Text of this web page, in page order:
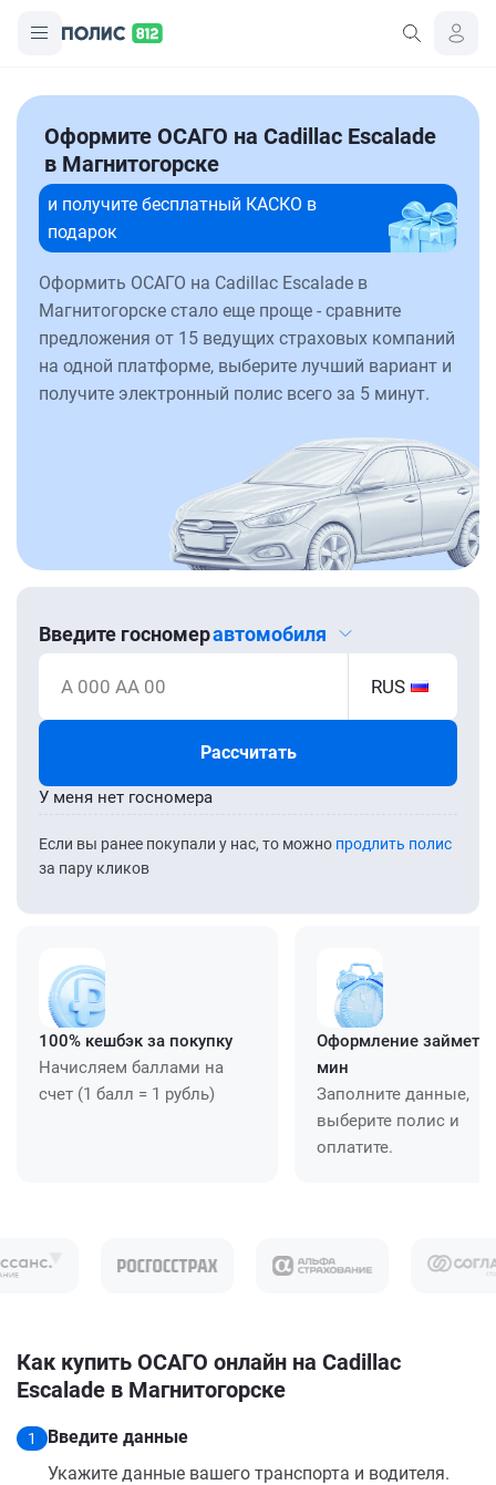
Оформите ОСАГО на Cadillac Escalade
в Магнитогорске
и получите бесплатный КАСКО в
подарок
Оформить ОСАГО на Cadillac Escalade в
Магнитогорске стало еще проще - сравните
предложения от 15 ведущих страховых компаний
на одной платформе, выберите лучший вариант и
получите электронный полис всего за 5 минут.
Введите госномеравтомобиля
А 000 АА 00 RUS
Рассчитать
Если вы ранее покупали у нас, то можно продлить полис
за пару кликов
У меня нет госномера
100% кешбэк за покупку
Начисляем баллами на
счет (1 балл = 1 рубль)
Оформление займет
мин
Заполните данные,
выберите полис и
оплатите.
Как купить ОСАГО онлайн на Cadillac
Escalade в Магнитогорске
1
Введите данные
Укажите данные вашего транспорта и водителя.